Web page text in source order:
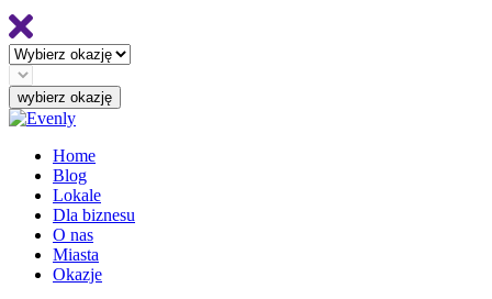
Home
Blog
Lokale
Dla biznesu
O nas
Miasta
Okazje